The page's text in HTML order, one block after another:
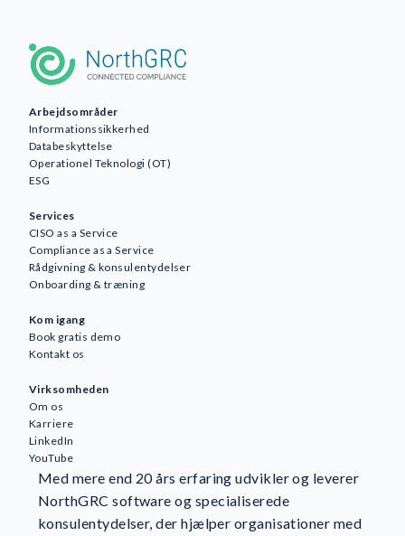
Arbejdsområder
Informationssikkerhed
Databeskyttelse
Operationel Teknologi (OT)
ESG
Services
CISO as a Service
Compliance as a Service
Rådgivning & konsulentydelser
Onboarding & træning
Kom igang
Book gratis demo
Kontakt os
Virksomheden
Om os
Karriere
LinkedIn
YouTube
Med mere end 20 års erfaring udvikler og leverer
NorthGRC software og specialiserede
konsulentydelser, der hjælper organisationer med